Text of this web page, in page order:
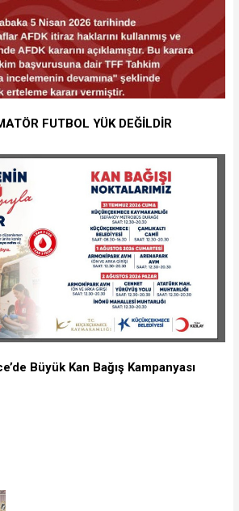
FUTBOL YÜK DEĞİLDİR
Büyük Kan Bağış Kampanyası